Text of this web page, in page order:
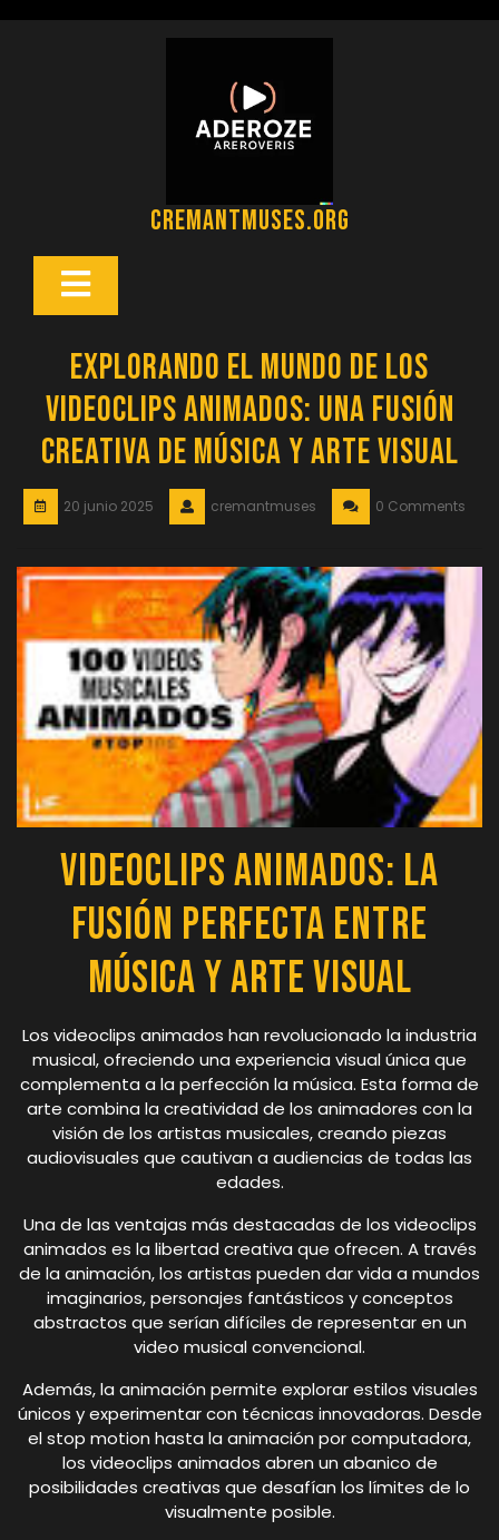
cremantmuses.org
Botón
Explorando el Mundo de los
Videoclips Animados: Una Fusión
Creativa de Música y Arte Visual
20 junio 2025 cremantmuses 0 Comments
Videoclips Animados: La
Fusión Perfecta entre
Música y Arte Visual
Los videoclips animados han revolucionado la industria
musical, ofreciendo una experiencia visual única que
complementa a la perfección la música. Esta forma de
arte combina la creatividad de los animadores con la
visión de los artistas musicales, creando piezas
audiovisuales que cautivan a audiencias de todas las
edades.
Una de las ventajas más destacadas de los videoclips
animados es la libertad creativa que ofrecen. A través
de la animación, los artistas pueden dar vida a mundos
imaginarios, personajes fantásticos y conceptos
abstractos que serían difíciles de representar en un
video musical convencional.
Además, la animación permite explorar estilos visuales
únicos y experimentar con técnicas innovadoras. Desde
el stop motion hasta la animación por computadora,
los videoclips animados abren un abanico de
posibilidades creativas que desafían los límites de lo
visualmente posible.